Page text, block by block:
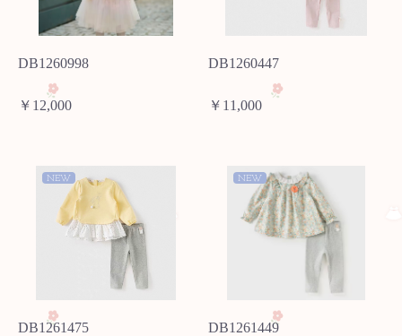
DB1260998
￥12,000
DB1260447
￥11,000
NEW
DB1261475
NEW
DB1261449